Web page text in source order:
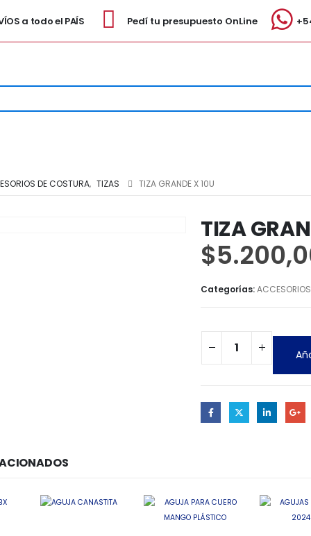
a todo el PAÍS Pedí tu presupuesto OnLine
DE COSTURA, TIZAS TIZA GRANDE X 10U
TIZA
$
Categorías: